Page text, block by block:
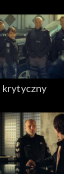
krytyczny